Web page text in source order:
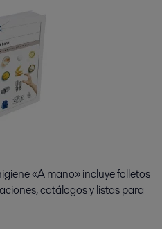
«A mano» incluye folletos
catálogos y listas para